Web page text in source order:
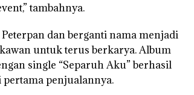
tambahnya.
dan berganti nama menjadi
untuk terus berkarya. Album
single “Separuh Aku” berhasil
penjualannya.